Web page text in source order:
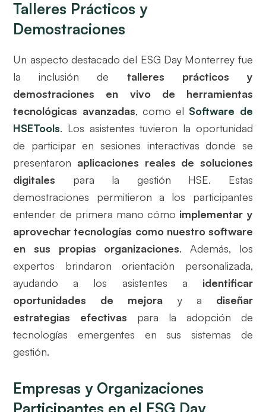
Talleres Prácticos y
Demostraciones
Un aspecto destacado del ESG Day Monterrey fue
la inclusión de talleres prácticos y
demostraciones en vivo de herramientas
tecnológicas avanzadas, como el Software de
HSETools. Los asistentes tuvieron la oportunidad
de participar en sesiones interactivas donde se
presentaron aplicaciones reales de soluciones
digitales para la gestión HSE. Estas
demostraciones permitieron a los participantes
entender de primera mano cómo implementar y
aprovechar tecnologías como nuestro software
en sus propias organizaciones. Además, los
expertos brindaron orientación personalizada,
ayudando a los asistentes a identificar
oportunidades de mejora y a diseñar
estrategias efectivas para la adopción de
tecnologías emergentes en sus sistemas de
gestión.
Empresas y Organizaciones
Participantes en el ESG Day